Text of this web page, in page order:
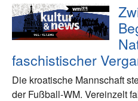
faschistischer
Die kroatische Mannschaft
der Fußball-WM. Vereinzelt